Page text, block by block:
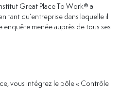
Great Place To Work® a
tant qu’entreprise dans laquelle il
enquête menée auprès de tous ses
vous intégrez le pôle « Contrôle